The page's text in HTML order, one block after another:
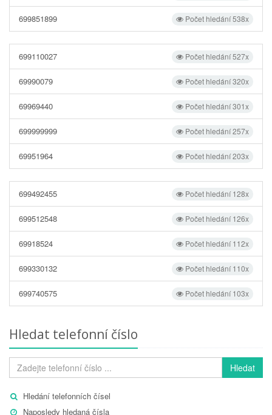
Počet hledání 538x
699851899
Počet hledání 527x
699110027
Počet hledání 320x
69990079
Počet hledání 301x
69969440
Počet hledání 257x
699999999
Počet hledání 203x
69951964
Počet hledání 128x
699492455
Počet hledání 126x
699512548
Počet hledání 112x
69918524
Počet hledání 110x
699330132
Počet hledání 103x
699740575
Hledat telefonní číslo
Hledat
Hledání telefonních čísel
Naposledy hledaná čísla